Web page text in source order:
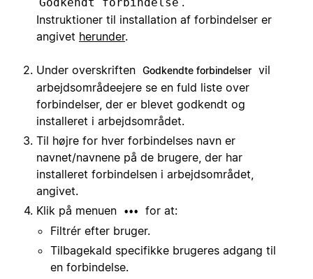
Instruktioner til installation af forbindelser er
angivet herunder.
Under overskriften Godkendte forbindelser vil
arbejdsområdeejere se en fuld liste over
forbindelser, der er blevet godkendt og
installeret i arbejdsområdet.
Til højre for hver forbindelses navn er
navnet/navnene på de brugere, der har
installeret forbindelsen i arbejdsområdet,
angivet.
Klik på menuen
•••
for at:
Filtrér efter bruger.
Tilbagekald specifikke brugeres adgang til
en forbindelse.